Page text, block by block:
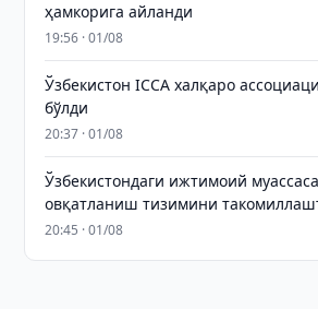
ҳамкорига айланди
19:56 · 01/08
Ўзбекистон ICCA халқаро
бўлди
20:37 · 01/08
Ўзбекистондаги ижтимоий
овқатланиш тизимини
20:45 · 01/08